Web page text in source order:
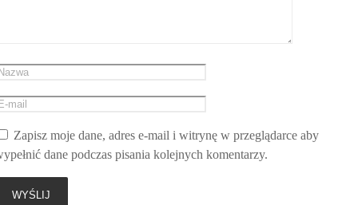
Zapisz moje dane, adres e-mail i witrynę w przeglądarce aby
dane podczas pisania kolejnych komentarzy.